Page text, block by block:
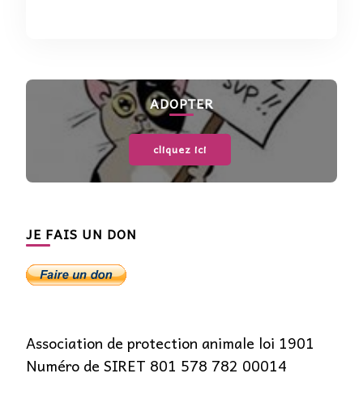
ADOPTER
cliquez ici
JE FAIS UN DON
Association de protection animale loi 1901
Numéro de SIRET 801 578 782 00014